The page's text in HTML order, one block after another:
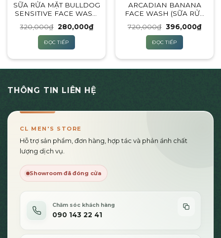
SỮA RỬA MẶT BULLDOG
SENSITIVE FACE WASH
NHẠY CẢM)
320,000₫ Giá
là:
320,000₫.
280,000₫Giá
hiện
ĐỌC TIẾP
ARCADIAN BANANA
FACE WASH (SỮA RỬA
720,000₫ Giá
là:
720,000₫.
396,000₫Giá
hiện
ĐỌC TIẾP
THÔNG TIN LIÊN HỆ
CL MEN'S STORE
Hỗ trợ sản phẩm, đơn hàng, hợp tác và phản ánh chất
lượng dịch vụ.
Showroom đã đóng cửa
Chăm sóc khách hàng
090 143 22 41